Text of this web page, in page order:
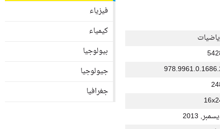
2013
فيزياء
كيمياء
بيولوجيا
جيولوجيا
جغرافيا